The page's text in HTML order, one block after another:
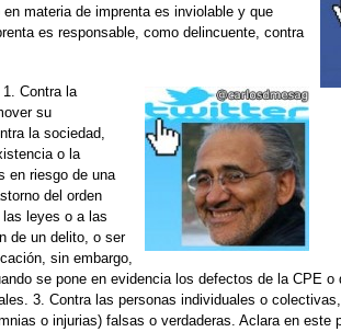
materia de imprenta es inviolable y que
es responsable, como delincuente, contra
Contra la
su
la sociedad,
o la
en riesgo de una
del orden
leyes o a las
de un delito, o ser
sin embargo,
se pone en evidencia los defectos de la CPE o
3. Contra las personas individuales o
o injurias) falsas o verdaderas. Aclara en este